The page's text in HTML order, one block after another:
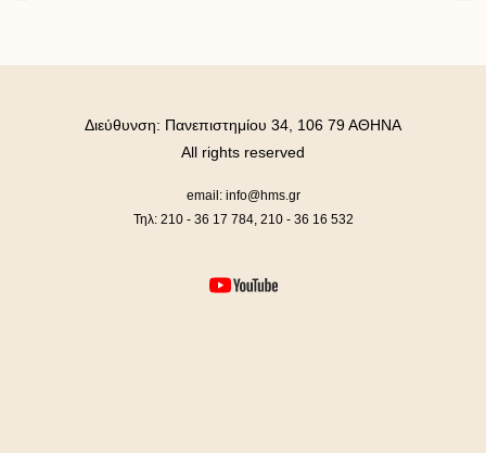
email: info@hms.gr
Τηλ: 210 - 36 17 784, 210 - 36 16 532
Διεύθυνση: Πανεπιστημίου 34, 106 79 ΑΘΗΝΑ
All rights reserved